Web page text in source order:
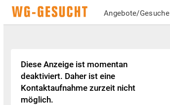
Angebote/Gesuche
Diese Anzeige ist momentan
deaktiviert. Daher ist eine
Kontaktaufnahme zurzeit nicht
möglich.